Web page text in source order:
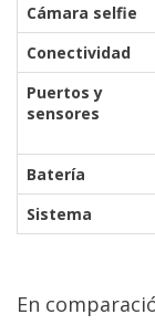
Cámara selfie
Conectividad
Puertos y
sensores
Batería
Sistema
En